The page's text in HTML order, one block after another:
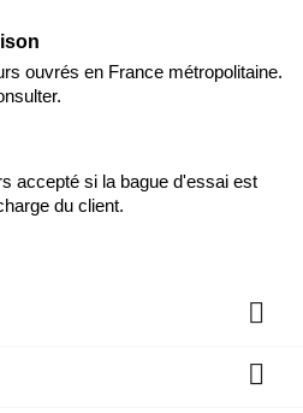
ouvrés en France métropolitaine.
accepté si la bague d'essai est
du client.

